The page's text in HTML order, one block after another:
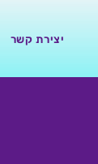
יצירת קשר